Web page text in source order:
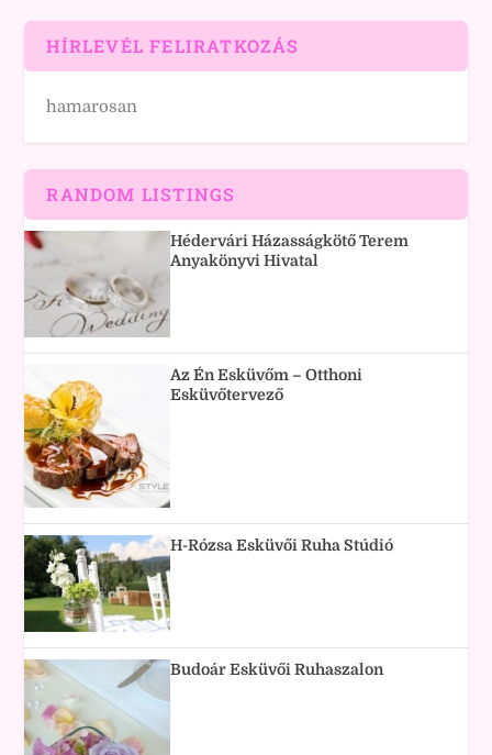
HÍRLEVÉL FELIRATKOZÁS
hamarosan
RANDOM LISTINGS
Hédervári Házasságkötő Terem
Anyakönyvi Hivatal
Az Én Esküvőm – Otthoni
Esküvőtervező
H-Rózsa Esküvői Ruha Stúdió
Budoár Esküvői Ruhaszalon